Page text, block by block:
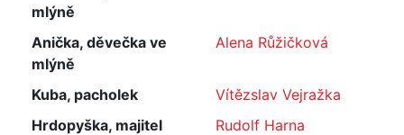
mlýně
Anička, děvečka ve
mlýně
Alena Růžičková
Kuba, pacholek
Vítězslav Vejražka
Hrdopyška, majitel
Rudolf Harna